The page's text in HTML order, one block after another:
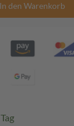
In den Warenkorb